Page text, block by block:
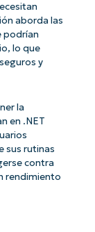
aborda las
podrían
lo que
y
la
en .NET
sus rutinas
contra
rendimiento